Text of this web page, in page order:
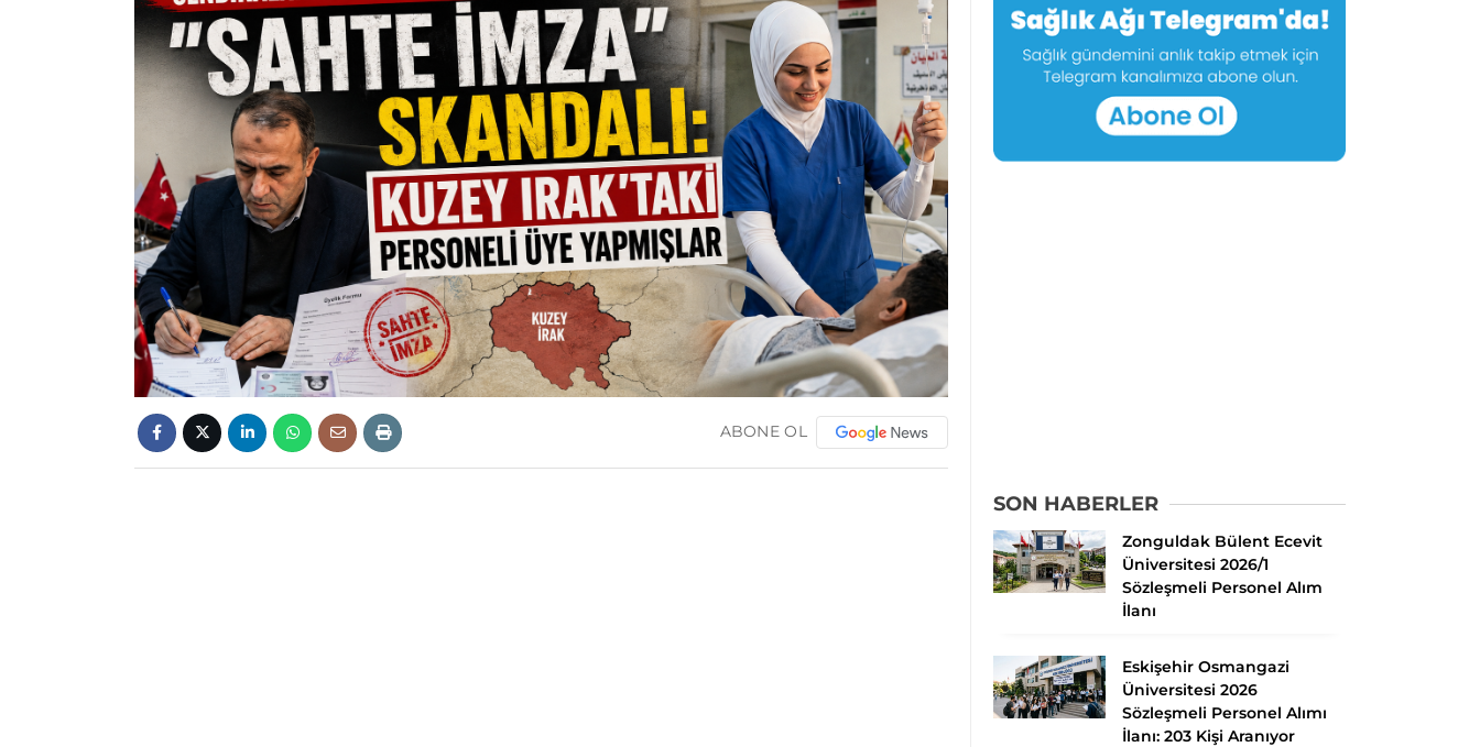
ABONE OL
SON HABERLER
Zonguldak Bülent Ecevit
Üniversitesi 2026/1
Sözleşmeli Personel Alım
İlanı
Eskişehir Osmangazi
Üniversitesi 2026
Sözleşmeli Personel Alımı
İlanı: 203 Kişi Aranıyor